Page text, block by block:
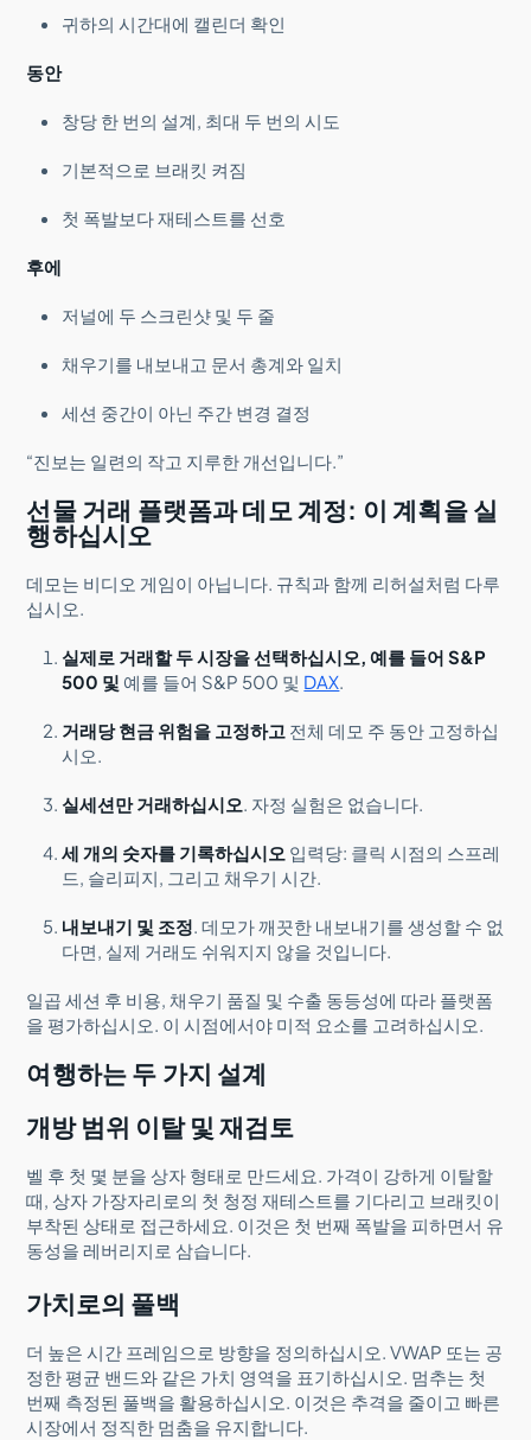
귀하의 시간대에 캘린더 확인
동안
창당 한 번의 설계, 최대 두 번의 시도
기본적으로 브래킷 켜짐
첫 폭발보다 재테스트를 선호
후에
저널에 두 스크린샷 및 두 줄
채우기를 내보내고 문서 총계와 일치
세션 중간이 아닌 주간 변경 결정
“진보는 일련의 작고 지루한 개선입니다.”
선물 거래 플랫폼과 데모 계정: 이 계획을 실
행하십시오
데모는 비디오 게임이 아닙니다. 규칙과 함께 리허설처럼 다루
십시오.
실제로 거래할 두 시장을 선택하십시오, 예를 들어 S&P
500 및 예를 들어 S&P 500 및 DAX.
거래당 현금 위험을 고정하고 전체 데모 주 동안 고정하십
시오.
실세션만 거래하십시오. 자정 실험은 없습니다.
세 개의 숫자를 기록하십시오 입력당: 클릭 시점의 스프레
드, 슬리피지, 그리고 채우기 시간.
내보내기 및 조정. 데모가 깨끗한 내보내기를 생성할 수 없
다면, 실제 거래도 쉬워지지 않을 것입니다.
일곱 세션 후 비용, 채우기 품질 및 수출 동등성에 따라 플랫폼
을 평가하십시오. 이 시점에서야 미적 요소를 고려하십시오.
여행하는 두 가지 설계
개방 범위 이탈 및 재검토
벨 후 첫 몇 분을 상자 형태로 만드세요. 가격이 강하게 이탈할
때, 상자 가장자리로의 첫 청정 재테스트를 기다리고 브래킷이
부착된 상태로 접근하세요. 이것은 첫 번째 폭발을 피하면서 유
동성을 레버리지로 삼습니다.
가치로의 풀백
더 높은 시간 프레임으로 방향을 정의하십시오. VWAP 또는 공
정한 평균 밴드와 같은 가치 영역을 표기하십시오. 멈추는 첫
번째 측정된 풀백을 활용하십시오. 이것은 추격을 줄이고 빠른
시장에서 정직한 멈춤을 유지합니다.